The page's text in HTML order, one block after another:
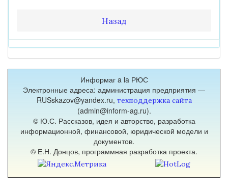
Назад
Информаг a la РЮС
Электронные адреса: администрация предприятия —
RUSskazov@yandex.ru, техподдержка сайта
(admin@inform-ag.ru).
© Ю.С. Рассказов, идея и авторство, разработка
информационной, финансовой, юридической модели и
документов.
© Е.Н. Донцов, программная разработка проекта.